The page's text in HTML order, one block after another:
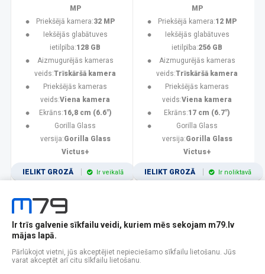
MP
Priekšējā kamera:32 MP
Iekšējās glabātuves
ietilpība:128 GB
Aizmugurējās kameras
veids:Trīskāršā kamera
Priekšējās kameras
veids:Viena kamera
Ekrāns:16,8 cm (6.6")
Gorilla Glass
versija:Gorilla Glass
Victus+
IELIKT GROZĀ Ir veikalā
MP
Priekšējā kamera:12 MP
Iekšējās glabātuves
ietilpība:256 GB
Aizmugurējās kameras
veids:Trīskāršā kamera
Priekšējās kameras
veids:Viena kamera
Ekrāns:17 cm (6.7")
Gorilla Glass
versija:Gorilla Glass
Victus+
IELIKT GROZĀ Ir noliktavā
1 2 3 4 5 6 7 8 9 10 11
Popularitātes Rādīt 12
Ir trīs galvenie sīkfailu veidi, kuriem mēs sekojam m79.lv
mājas lapā.
Pārlūkojot vietni, jūs akceptējiet nepieciešamo sīkfailu lietošanu. Jūs
varat akceptēt arī citu sīkfailu lietošanu.